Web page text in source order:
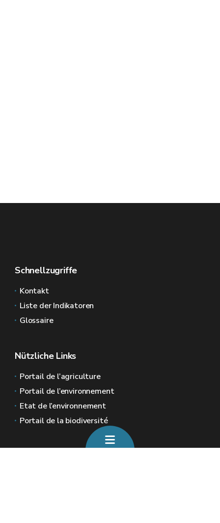
Schnellzugriffe
Kontakt
Liste der Indikatoren
Glossaire
Nützliche Links
Portail de l’agriculture
Portail de l’environnement
Etat de l’environnement
Portail de la biodiversité